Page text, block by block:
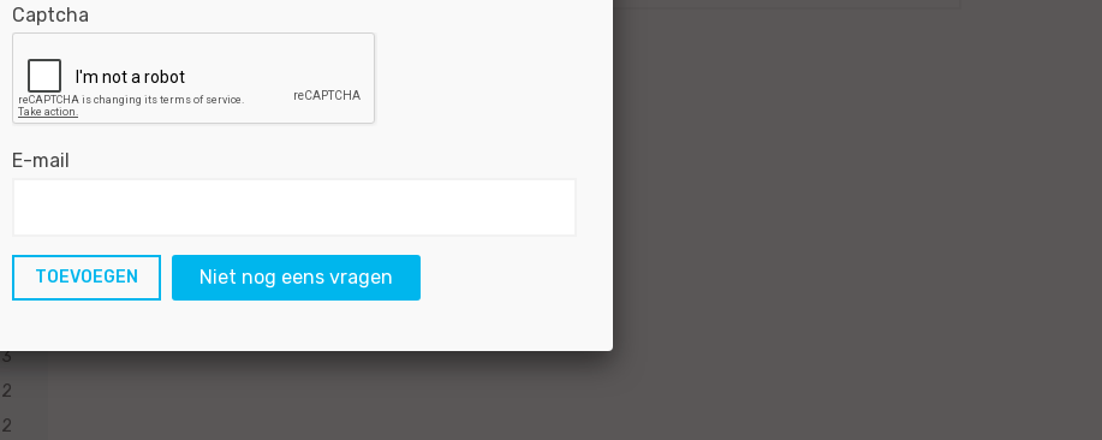
3
2
2
Captcha
E-mail
Niet nog eens vragen